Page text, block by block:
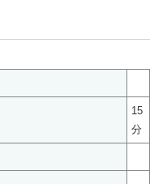
15
分